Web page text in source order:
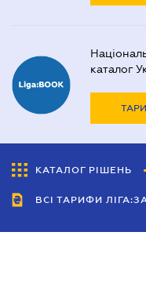
каталог
КАТАЛОГ РІШЕНЬ
ВСІ ТАРИФИ